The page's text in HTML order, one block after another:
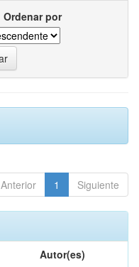
Ordenar por
Anterior 1 Siguiente
Autor(es)